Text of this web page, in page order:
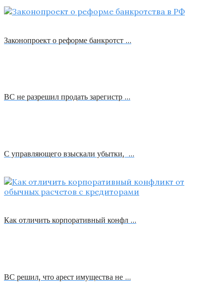
Законопроект о реформе банкротст …
ВС не разрешил продать зарегистр …
С управляющего взыскали убытки, …
Как отличить корпоративный конфл …
ВС решил, что арест имущества не …